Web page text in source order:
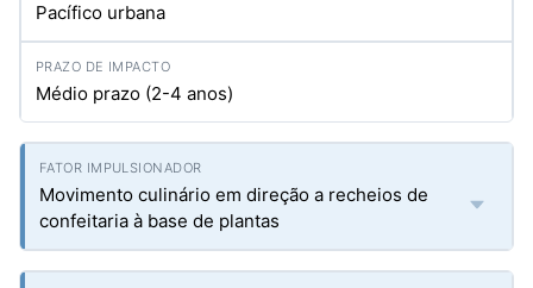
Pacífico urbana
Médio prazo (2-4 anos)
Movimento culinário em direção a recheios de
confeitaria à base de plantas